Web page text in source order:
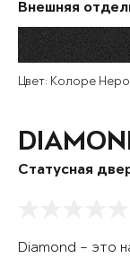
Внешняя
Цвет: Колоре Неро
Статусная
Diamond – это